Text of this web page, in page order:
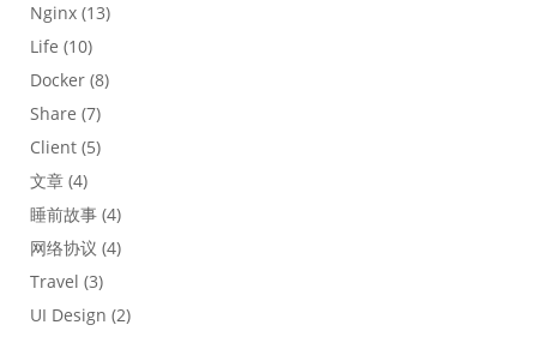
Nginx (13)
Life (10)
Docker (8)
Share (7)
Client (5)
文章 (4)
睡前故事 (4)
网络协议 (4)
Travel (3)
UI Design (2)